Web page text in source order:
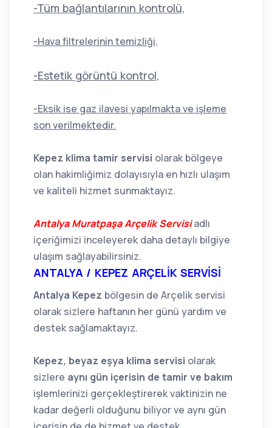
-Tüm bağlantılarının kontrolü,
-Hava filtrelerinin temizliği,
-Estetik görüntü kontrol,
-Eksik ise gaz ilavesi yapılmakta ve işleme
son verilmektedir.
Kepez klima tamir servisi olarak bölgeye
olan hakimliğimiz dolayısıyla en hızlı ulaşım
ve kaliteli hizmet sunmaktayız.
Antalya Muratpaşa Arçelik Servisiadlı
içeriğimizi inceleyerek daha detaylı bilgiye
ulaşım sağlayabilirsiniz.
ANTALYA / KEPEZ ARÇELİK SERVİSİ
Antalya Kepez bölgesin de Arçelik servisi
olarak sizlere haftanın her günü yardım ve
destek sağlamaktayız.
Kepez, beyaz eşya klima servisi olarak
sizlere aynı gün içerisin de tamir ve bakım
işlemlerinizi gerçekleştirerek vaktinizin ne
kadar değerli olduğunu biliyor ve aynı gün